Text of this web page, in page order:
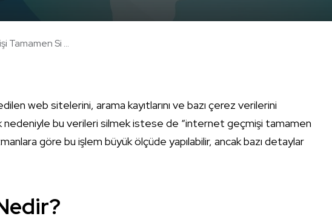
Tamamen Si ...
web sitelerini, arama kayıtlarını ve bazı çerez verilerini
nedeniyle bu verileri silmek istese de “internet geçmişi tamamen
göre bu işlem büyük ölçüde yapılabilir, ancak bazı detaylar